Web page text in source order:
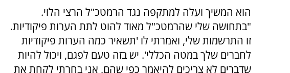
הוא המשיך ועלה למתקפה נגד הרמטכ"ל הרצי הלוי.
"בתחושה שלי שהרמטכ"ל מאוד להוט לתת הערות פיקודיות.
זו התרשמות שלי, ואמרתי לו 'תשאיר כמה הערות פיקודיות
לחברים שלך במטה הכללי'. יש בזה טעם לפגם, ויכול להיות
שדברים לא צריכים להיאמר כפי שהם, אני בחרתי לקחת את